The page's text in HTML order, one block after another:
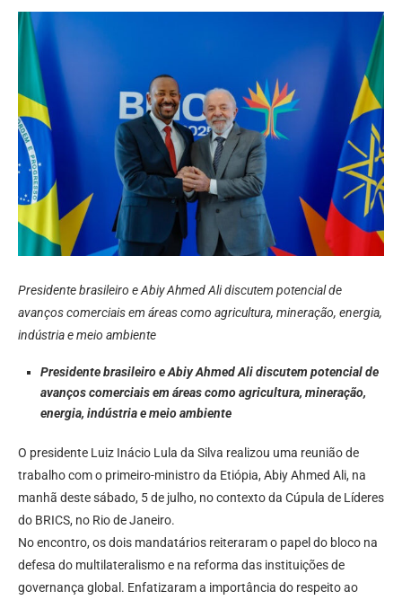
Presidente brasileiro e Abiy Ahmed Ali discutem potencial de
avanços comerciais em áreas como agricultura, mineração, energia,
indústria e meio ambiente
Presidente brasileiro e Abiy Ahmed Ali discutem potencial de
avanços comerciais em áreas como agricultura, mineração,
energia, indústria e meio ambiente
O presidente Luiz Inácio Lula da Silva realizou uma reunião de
trabalho com o primeiro-ministro da Etiópia, Abiy Ahmed Ali, na
manhã deste sábado, 5 de julho, no contexto da Cúpula de Líderes
do BRICS, no Rio de Janeiro.
No encontro, os dois mandatários reiteraram o papel do bloco na
defesa do multilateralismo e na reforma das instituições de
governança global. Enfatizaram a importância do respeito ao